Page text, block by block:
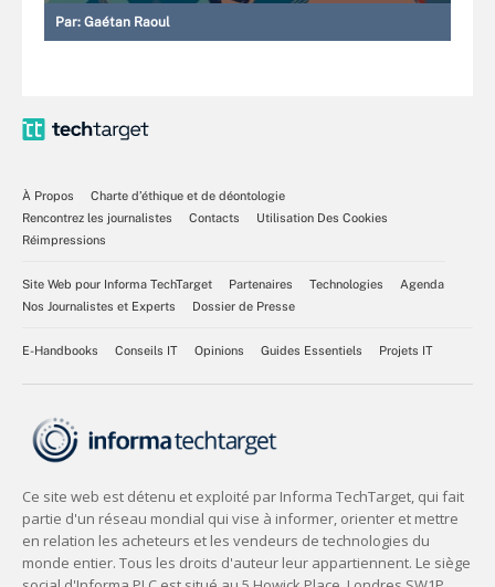
Par: Gaétan Raoul
À Propos
Charte d’éthique et de déontologie
Rencontrez les journalistes
Contacts
Utilisation Des Cookies
Réimpressions
Site Web pour Informa TechTarget Partenaires Technologies
Agenda
Nos Journalistes et Experts
Dossier de Presse
E-Handbooks Conseils IT Opinions Guides Essentiels Projets IT